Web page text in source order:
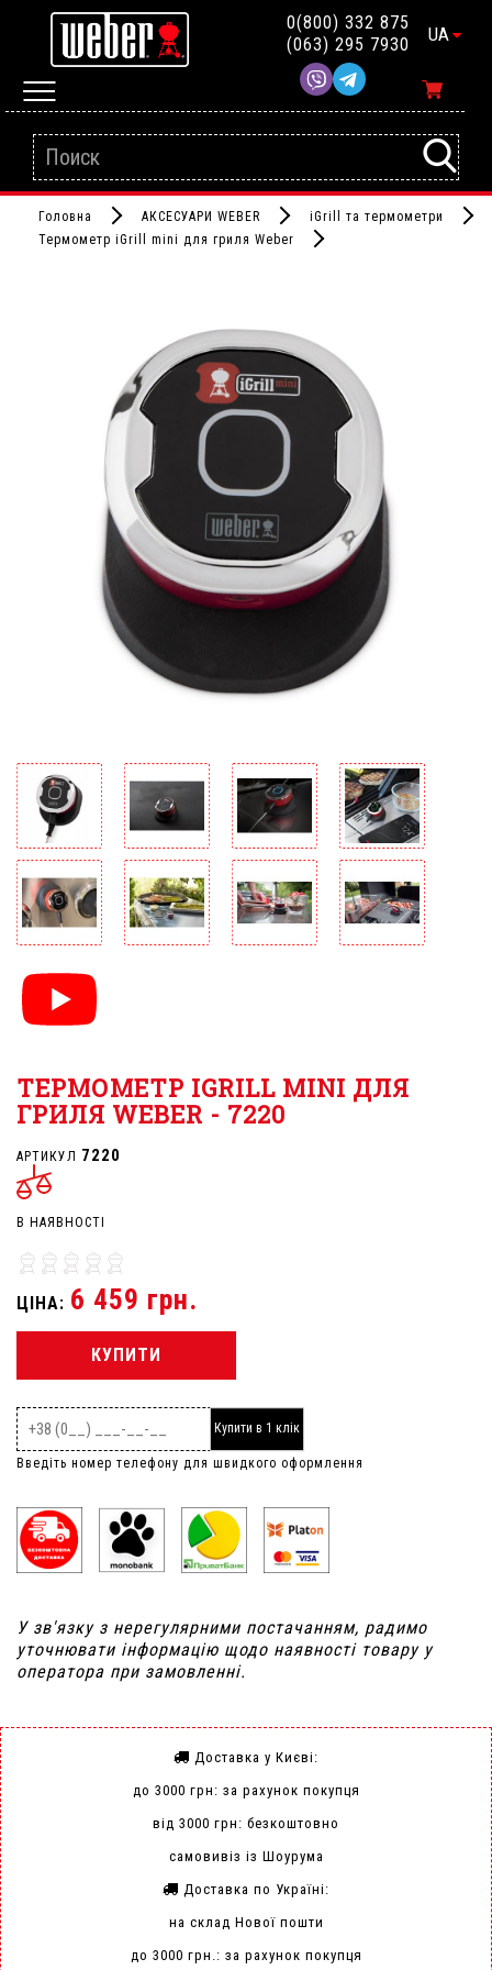
0(800) 332 875
(063) 295 7930
UA
Головна АКСЕСУАРИ WEBER
iGrill та термометри
Термометр iGrill mini для гриля Weber
ТЕРМОМЕТР IGRILL MINI ДЛЯ
ГРИЛЯ WEBER - 7220
АРТИКУЛ 7220
В НАЯВНОСТІ
ЦІНА: 6 459 грн.
КУПИТИ
Купити в 1 клік
Введіть номер телефону для швидкого оформлення
У зв'язку з нерегулярними постачанням, радимо
уточнювати інформацію щодо наявності товару у
оператора при замовленні.
Доставка у Києві:
до 3000 грн: за рахунок покупця
від 3000 грн: безкоштовно
самовивіз із Шоурума
Доставка по Україні:
на склад Нової пошти
до 3000 грн.: за рахунок покупця